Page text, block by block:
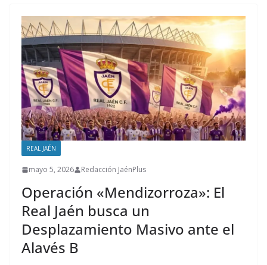
REAL JAÉN
mayo 5, 2026 Redacción JaénPlus
Operación «Mendizorroza»: El
Real Jaén busca un
Desplazamiento Masivo ante el
Alavés B